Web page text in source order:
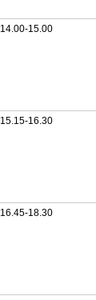
14.00-15.00
15.15-16.30
16.45-18.30